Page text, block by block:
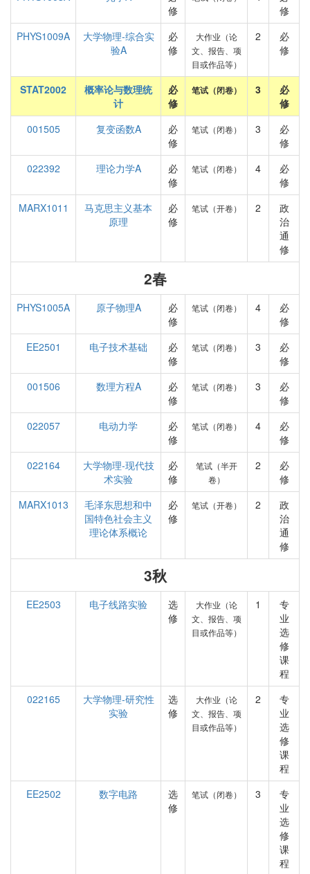
修
修
PHYS1009A
大学物理-综合实
验A
必
修
大作业（论
文、报告、项
目或作品等）
2
必
修
STAT2002
概率论与数理统
计
必
修
笔试（闭卷） 3
必
修
001505
复变函数A
必
修
笔试（闭卷） 3
必
修
022392
理论力学A
必
修
笔试（闭卷） 4
必
修
MARX1011
马克思主义基本
原理
必
修
笔试（开卷） 2
政
治
通
修
2春
PHYS1005A 原子物理A
必
修
笔试（闭卷） 4
必
修
EE2501
电子技术基础
必
修
笔试（闭卷） 3
必
修
001506
数理方程A
必
修
笔试（闭卷） 3
必
修
022057
电动力学
必
修
笔试（闭卷） 4
必
修
022164
大学物理-现代技
术实验
必
修
笔试（半开
卷）
2
必
修
MARX1013
毛泽东思想和中
国特色社会主义
理论体系概论
必
修
笔试（开卷） 2
政
治
通
修
3秋
EE2503 电子线路实验
选
修
大作业（论
文、报告、项
目或作品等）
1
专
业
选
修
课
程
022165
大学物理-研究性
实验
选
修
大作业（论
文、报告、项
目或作品等）
2
专
业
选
修
课
程
EE2502
数字电路
选
修
笔试（闭卷） 3
专
业
选
修
课
程